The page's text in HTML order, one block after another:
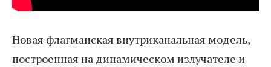
Новая флагманская внутриканальная модель,
построенная на динамическом излучателе и